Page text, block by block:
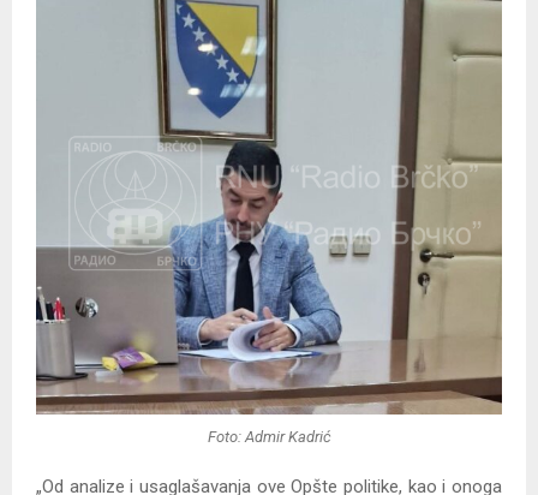
Foto: Admir Kadrić
„Od analize i usaglašavanja ove Opšte politike, kao i onoga